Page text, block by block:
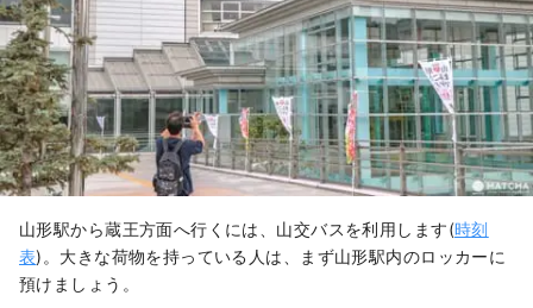
山形駅から蔵王方面へ行くには、山交バスを利用します(時刻
表)。大きな荷物を持っている人は、まず山形駅内のロッカーに
預けましょう。